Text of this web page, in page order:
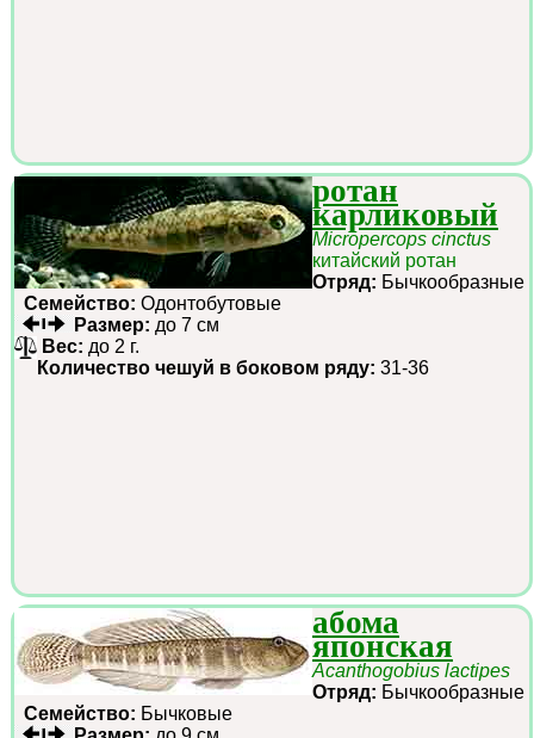
ротан
карликовый
Micropercops cinctus
китайский ротан
Отряд: Бычкообразные
Семейство: Одонтобутовые
Размер: до 7 см
Вес: до 2 г.
Количество чешуй в боковом ряду: 31-36
абома
японская
Acanthogobius lactipes
Отряд: Бычкообразные
Семейство: Бычковые